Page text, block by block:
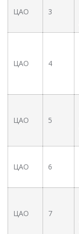
ЦАО 3
ЦАО 4
ЦАО 5
ЦАО 6
ЦАО 7